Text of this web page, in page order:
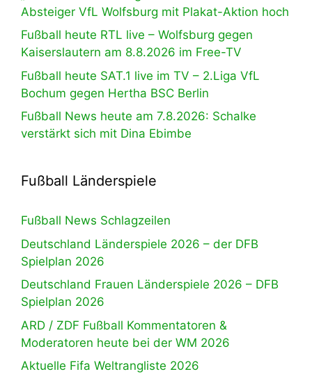
Absteiger VfL Wolfsburg mit Plakat-Aktion hoch
Fußball heute RTL live – Wolfsburg gegen
Kaiserslautern am 8.8.2026 im Free-TV
Fußball heute SAT.1 live im TV – 2.Liga VfL
Bochum gegen Hertha BSC Berlin
Fußball News heute am 7.8.2026: Schalke
verstärkt sich mit Dina Ebimbe
Fußball Länderspiele
Fußball News Schlagzeilen
Deutschland Länderspiele 2026 – der DFB
Spielplan 2026
Deutschland Frauen Länderspiele 2026 – DFB
Spielplan 2026
ARD / ZDF Fußball Kommentatoren &
Moderatoren heute bei der WM 2026
Aktuelle Fifa Weltrangliste 2026